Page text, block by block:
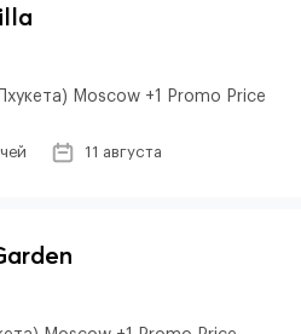
Moscow +1 Promo Price
11 августа